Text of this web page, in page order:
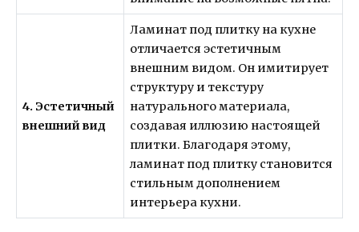
4. Эстетичный
внешний вид
Ламинат под плитку на кухне
отличается эстетичным
внешним видом. Он имитирует
структуру и текстуру
натурального материала,
создавая иллюзию настоящей
плитки. Благодаря этому,
ламинат под плитку становится
стильным дополнением
интерьера кухни.